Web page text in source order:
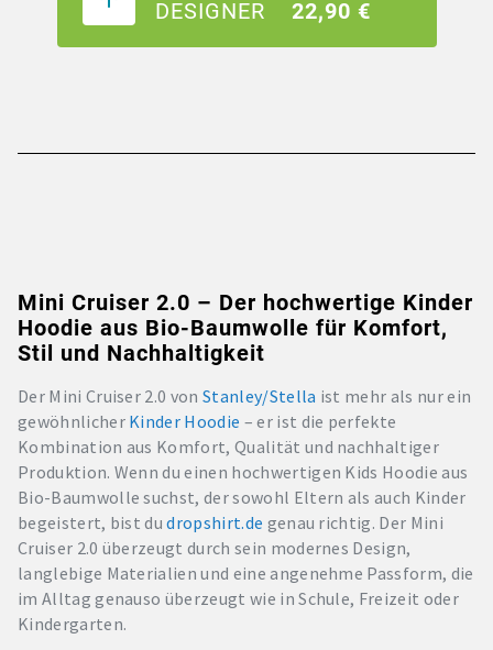
DESIGNER
22,90 €
Mini Cruiser 2.0 – Der hochwertige Kinder
Hoodie aus Bio-Baumwolle für Komfort,
Stil und Nachhaltigkeit
Der Mini Cruiser 2.0 vonStanley/Stella ist mehr als nur ein
gewöhnlicher Kinder Hoodie – er ist die perfekte
Kombination aus Komfort, Qualität und nachhaltiger
Produktion. Wenn du einen hochwertigen Kids Hoodie aus
Bio-Baumwolle suchst, der sowohl Eltern als auch Kinder
begeistert, bist dudropshirt.de genau richtig. Der Mini
Cruiser 2.0 überzeugt durch sein modernes Design,
langlebige Materialien und eine angenehme Passform, die
im Alltag genauso überzeugt wie in Schule, Freizeit oder
Kindergarten.